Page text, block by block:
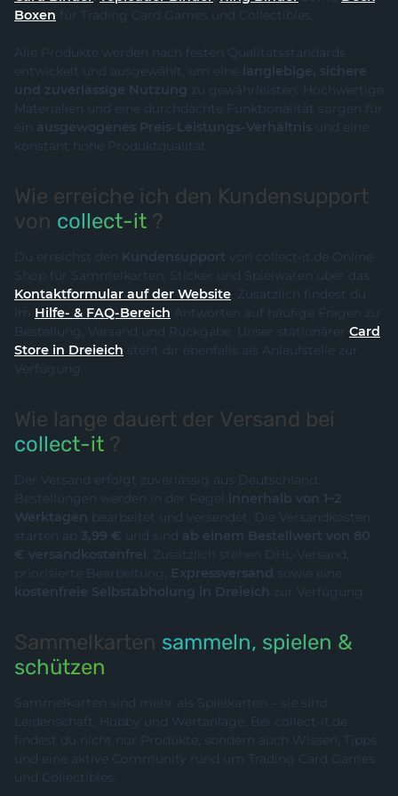
Boxen für Trading Card Games und Collectibles.
Alle Produkte werden nach festen Qualitätsstandards
entwickelt und ausgewählt, um eine langlebige, sichere
und zuverlässige Nutzung zu gewährleisten. Hochwertige
Materialien und eine durchdachte Funktionalität sorgen für
ein ausgewogenes Preis-Leistungs-Verhältnis und eine
konstant hohe Produktqualität.
Wie erreiche ich den Kundensupport
von collect-it ?
Du erreichst den Kundensupport von collect-it.de Online
Shop für Sammelkarten, Sticker und Spielwaren über das
Kontaktformular auf der Website. Zusätzlich findest du
im Hilfe- & FAQ-Bereich Antworten auf häufige Fragen zu
Bestellung, Versand und Rückgabe. Unser stationärer Card
Store in Dreieich steht dir ebenfalls als Anlaufstelle zur
Verfügung.
Wie lange dauert der Versand bei
collect-it ?
Der Versand erfolgt zuverlässig aus Deutschland.
Bestellungen werden in der Regel innerhalb von 1–2
Werktagen bearbeitet und versendet. Die Versandkosten
starten ab 3,99 € und sind ab einem Bestellwert von 80
€ versandkostenfrei. Zusätzlich stehen DHL-Versand,
priorisierte Bearbeitung, Expressversand sowie eine
kostenfreie Selbstabholung in Dreieich zur Verfügung.
Sammelkarten sammeln, spielen &
schützen
Sammelkarten sind mehr als Spielkarten – sie sind
Leidenschaft, Hobby und Wertanlage. Bei collect-it.de
findest du nicht nur Produkte, sondern auch Wissen, Tipps
und eine aktive Community rund um Trading Card Games
und Collectibles.